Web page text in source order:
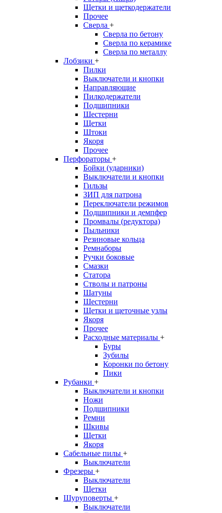
Щетки и щеткодержатели
Прочее
Сверла +
Сверла по бетону
Сверла по керамике
Сверла по металлу
Лобзики +
Пилки
Выключатели и кнопки
Направляющие
Пилкодержатели
Подшипники
Шестерни
Щетки
Штоки
Якоря
Прочее
Перфораторы +
Бойки (ударники)
Выключатели и кнопки
Гильзы
ЗИП для патрона
Переключатели режимов
Подшипники и демпфер
Промвалы (редуктора)
Пыльники
Резиновые кольца
Ремнаборы
Ручки боковые
Смазки
Статора
Стволы и патроны
Шатуны
Шестерни
Щетки и щеточные узлы
Якоря
Прочее
Расходные материалы +
Буры
Зубилы
Коронки по бетону
Пики
Рубанки +
Выключатели и кнопки
Ножи
Подшипники
Ремни
Шкивы
Щетки
Якоря
Сабельные пилы +
Выключатели
Фрезеры +
Выключатели
Щетки
Шуруповерты +
Выключатели